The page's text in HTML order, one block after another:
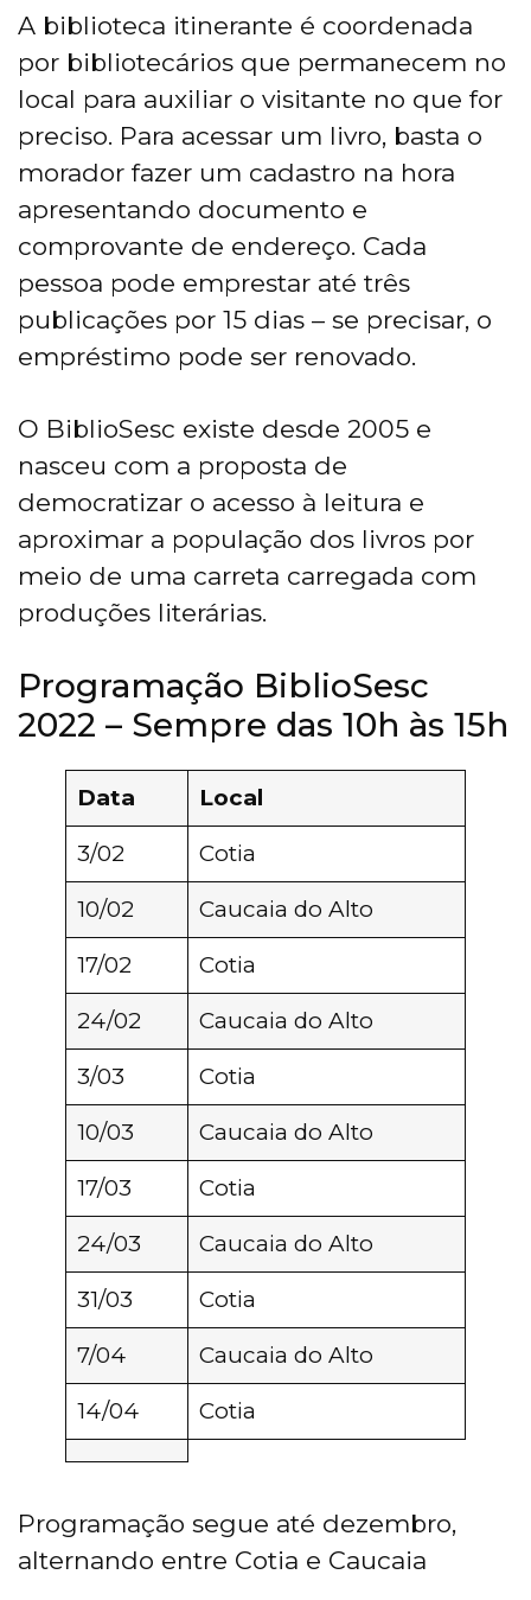
A biblioteca itinerante é coordenada
por bibliotecários que permanecem no
local para auxiliar o visitante no que for
preciso. Para acessar um livro, basta o
morador fazer um cadastro na hora
apresentando documento e
comprovante de endereço. Cada
pessoa pode emprestar até três
publicações por 15 dias – se precisar, o
empréstimo pode ser renovado.
O BiblioSesc existe desde 2005 e
nasceu com a proposta de
democratizar o acesso à leitura e
aproximar a população dos livros por
meio de uma carreta carregada com
produções literárias.
Programação BiblioSesc
2022 – Sempre das 10h às 15h
Data Local
3/02 Cotia
10/02 Caucaia do Alto
17/02 Cotia
24/02 Caucaia do Alto
3/03 Cotia
10/03 Caucaia do Alto
17/03 Cotia
24/03 Caucaia do Alto
31/03 Cotia
7/04 Caucaia do Alto
14/04 Cotia
Programação segue até dezembro,
alternando entre Cotia e Caucaia